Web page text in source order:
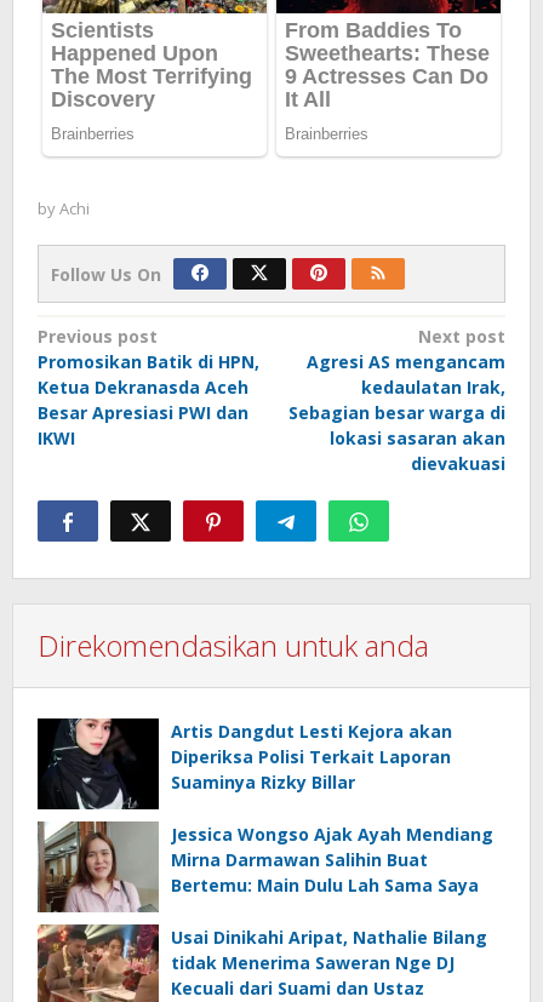
byAchi
Follow Us On
Post
navigation
Previous post
Promosikan Batik di HPN,
Ketua Dekranasda Aceh
Besar Apresiasi PWI dan
IKWI
Next post
Agresi AS mengancam
kedaulatan Irak,
Sebagian besar warga di
lokasi sasaran akan
dievakuasi
Direkomendasikan untuk anda
Artis Dangdut Lesti Kejora akan
Diperiksa Polisi Terkait Laporan
Suaminya Rizky Billar
Jessica Wongso Ajak Ayah Mendiang
Mirna Darmawan Salihin Buat
Bertemu: Main Dulu Lah Sama Saya
Usai Dinikahi Aripat, Nathalie Bilang
tidak Menerima Saweran Nge DJ
Kecuali dari Suami dan Ustaz